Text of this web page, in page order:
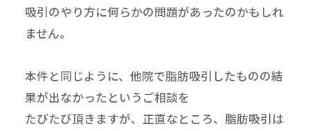
吸引のやり方に何らかの問題があったのかもしれ
ません。
本件と同じように、他院で脂肪吸引したものの結
果が出なかったというご相談を
たびたび頂きますが、正直なところ、脂肪吸引は